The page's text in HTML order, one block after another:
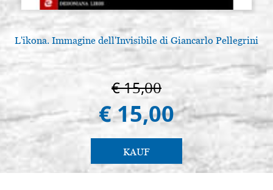
L'ikona. Immagine dell'Invisibile di Giancarlo Pellegrini
€ 15,00
€ 15,00
KAUF